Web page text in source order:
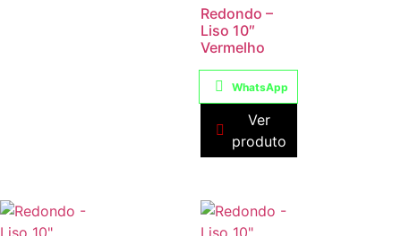
Redondo –
Liso 10″
Vermelho
WhatsApp
Ver
produto